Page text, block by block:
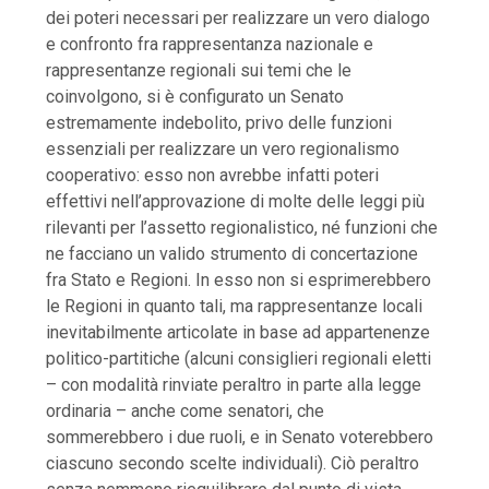
dei poteri necessari per realizzare un vero dialogo
e confronto fra rappresentanza nazionale e
rappresentanze regionali sui temi che le
coinvolgono, si è configurato un Senato
estremamente indebolito, privo delle funzioni
essenziali per realizzare un vero regionalismo
cooperativo: esso non avrebbe infatti poteri
effettivi nell’approvazione di molte delle leggi più
rilevanti per l’assetto regionalistico, né funzioni che
ne facciano un valido strumento di concertazione
fra Stato e Regioni. In esso non si esprimerebbero
le Regioni in quanto tali, ma rappresentanze locali
inevitabilmente articolate in base ad appartenenze
politico-partitiche (alcuni consiglieri regionali eletti
– con modalità rinviate peraltro in parte alla legge
ordinaria – anche come senatori, che
sommerebbero i due ruoli, e in Senato voterebbero
ciascuno secondo scelte individuali). Ciò peraltro